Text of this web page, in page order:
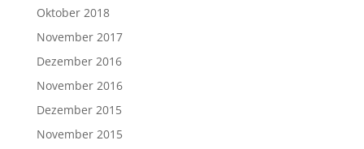
Oktober 2018
November 2017
Dezember 2016
November 2016
Dezember 2015
November 2015